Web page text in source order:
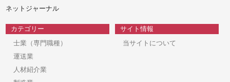
ネットジャーナル
カテゴリー
士業（専門職種）
運送業
人材紹介業
サイト情報
当サイトについて